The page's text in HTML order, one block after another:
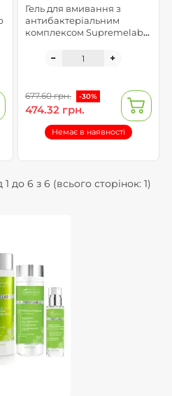
Гель для вмивання з
антибактеріальним
комплексом Supremelab
677.60 грн. -30%
474.32 грн.
Немає в наявності
до 6 з 6 (всього сторінок: 1)